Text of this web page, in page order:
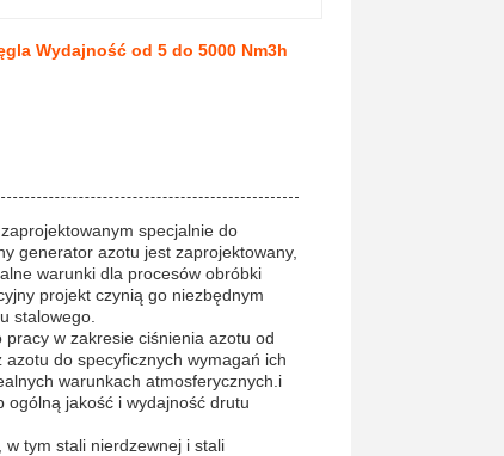
Wydajność od 5 do 5000 Nm3h
specjalnie do
generator azotu jest zaprojektowany,
warunki dla procesów obróbki
projekt czynią go niezbędnym
stalowego.
w zakresie ciśnienia azotu od
do specyficznych wymagań ich
warunkach atmosferycznych.i
ogólną jakość i wydajność drutu
w tym stali nierdzewnej i stali